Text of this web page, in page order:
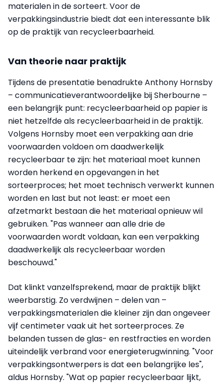
materialen in de sorteert. Voor de
verpakkingsindustrie biedt dat een interessante blik
op de praktijk van recycleerbaarheid.
Van theorie naar praktijk
Tijdens de presentatie benadrukte Anthony Hornsby
– communicatieverantwoordelijke bij Sherbourne –
een belangrijk punt: recycleerbaarheid op papier is
niet hetzelfde als recycleerbaarheid in de praktijk.
Volgens Hornsby moet een verpakking aan drie
voorwaarden voldoen om daadwerkelijk
recycleerbaar te zijn: het materiaal moet kunnen
worden herkend en opgevangen in het
sorteerproces; het moet technisch verwerkt kunnen
worden en last but not least: er moet een
afzetmarkt bestaan die het materiaal opnieuw wil
gebruiken. "Pas wanneer aan alle drie de
voorwaarden wordt voldaan, kan een verpakking
daadwerkelijk als recycleerbaar worden
beschouwd."
Dat klinkt vanzelfsprekend, maar de praktijk blijkt
weerbarstig. Zo verdwijnen – delen van –
verpakkingsmaterialen die kleiner zijn dan ongeveer
vijf centimeter vaak uit het sorteerproces. Ze
belanden tussen de glas- en restfracties en worden
uiteindelijk verbrand voor energieterugwinning. "Voor
verpakkingsontwerpers is dat een belangrijke les",
aldus Hornsby. "Wat op papier recycleerbaar lijkt,